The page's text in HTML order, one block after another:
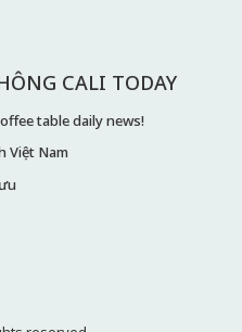
CALI TODAY
table daily news!
Việt Nam